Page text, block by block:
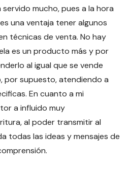
mucho, pues a la hora
una ventaja tener algunos
técnicas de venta. No hay
es un producto más y por
al igual que se vende
supuesto, atendiendo a
En cuanto a mi
a influido muy
al poder transmitir al
todas las ideas y mensajes de